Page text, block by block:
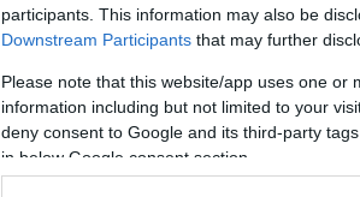
participants. This information may also be
Downstream Participants that may further
Please note that this website/app uses one
information including but not limited to your
deny consent to Google and its third-party
in below Google consent section.